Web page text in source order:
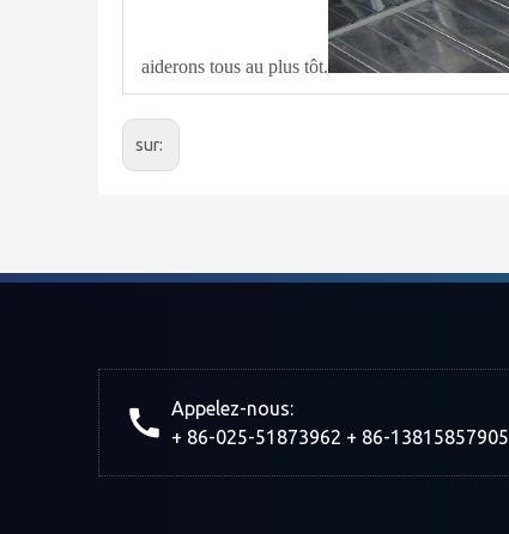
aiderons tous au plus tôt.
sur:
Appelez-nous:
+ 86-025-51873962 + 86-13815857905